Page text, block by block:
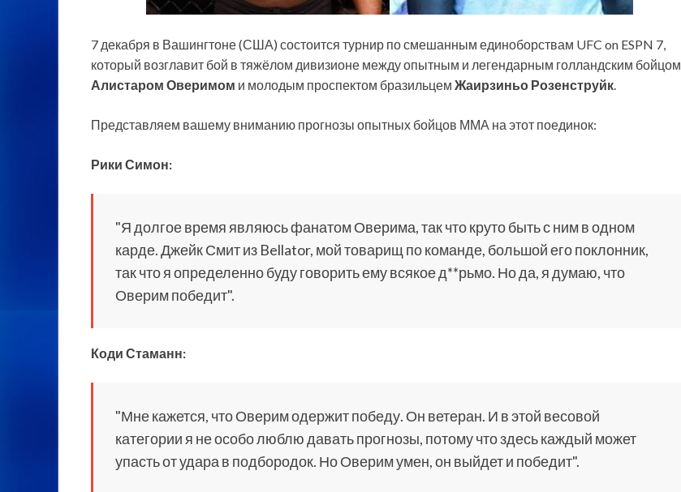
7 декабря в Вашингтоне (США) состоится турнир по смешанным единоборствам UFC on ESPN 7,
который возглавит бой в тяжёлом дивизионе между опытным и легендарным голландским бойцом
Алистаром Оверимом и молодым проспектом бразильцем Жаирзиньо Розенструйк.
Представляем вашему вниманию прогнозы опытных бойцов ММА на этот поединок:
Рики Симон:
"Я долгое время являюсь фанатом Оверима, так что круто быть с ним в одном
карде. Джейк Смит из Bellator, мой товарищ по команде, большой его поклонник,
так что я определенно буду говорить ему всякое д**рьмо. Но да, я думаю, что
Оверим победит".
Коди Стаманн:
"Мне кажется, что Оверим одержит победу. Он ветеран. И в этой весовой
категории я не особо люблю давать прогнозы, потому что здесь каждый может
упасть от удара в подбородок. Но Оверим умен, он выйдет и победит".